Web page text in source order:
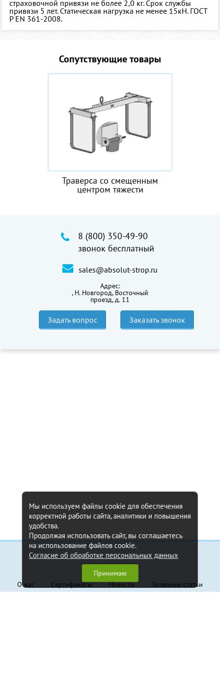
страховочной привязи не более 2,0 кг. Срок службы
привязи 5 лет. Статическая нагрузка не менее 15кН. ГОСТ
Р EN 361-2008.
Сопутствующие товары
Траверса со смещенным
центром тяжести
8 (800) 350-49-90
звонок бесплатный
sales@absolut-strop.ru
Адрес:
, Н. Новгород, Восточный
проезд, д. 11
Задать вопрос Заказать звонок
Информация
О нас Сертификаты Новости
Полезные статьи
Мы используем файлы cookie для обеспечения
корректной работы сайта, аналитики и повышения
удобства.
Продолжая использовать сайт, вы соглашаетесь
на использование файлов cookie.
Согласие об обработке персональных данных
Принимаю